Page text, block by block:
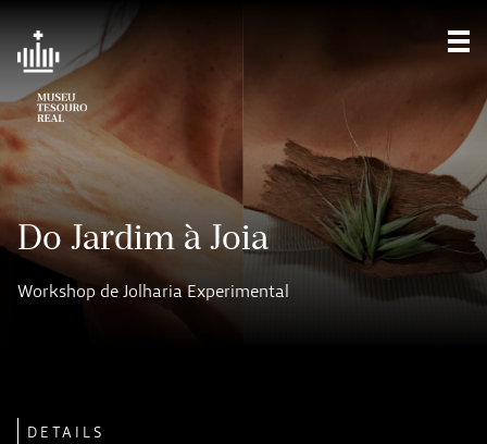
Do Jardim à Joia
Workshop de Jolharia Experimental
DETAILS